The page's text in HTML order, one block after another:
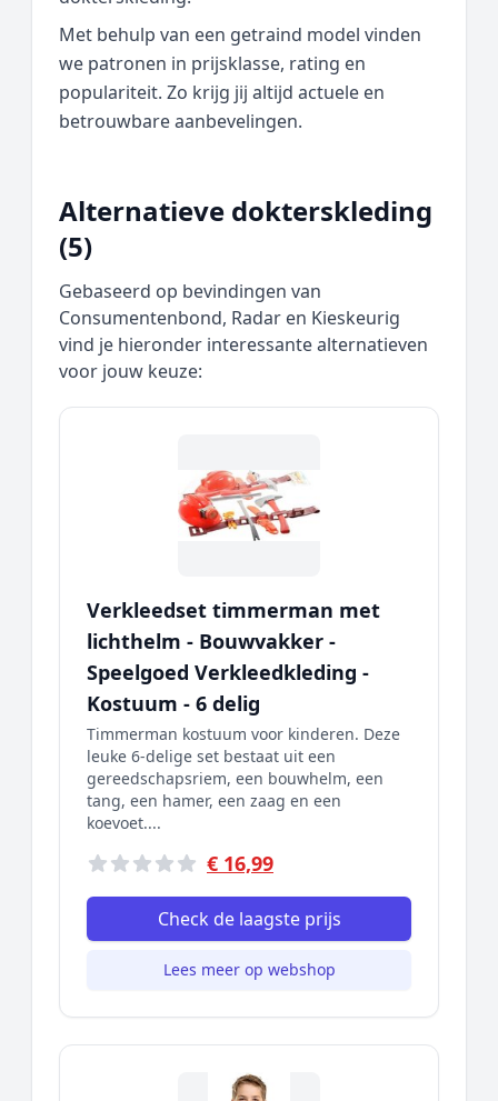
Met behulp van een getraind model vinden
we patronen in prijsklasse, rating en
populariteit. Zo krijg jij altijd actuele en
betrouwbare aanbevelingen.
Alternatieve dokterskleding
(5)
Gebaseerd op bevindingen van
Consumentenbond, Radar en Kieskeurig
vind je hieronder interessante alternatieven
voor jouw keuze:
Verkleedset timmerman met
lichthelm - Bouwvakker -
Speelgoed Verkleedkleding -
Kostuum - 6 delig
Timmerman kostuum voor kinderen. Deze
leuke 6-delige set bestaat uit een
gereedschapsriem, een bouwhelm, een
tang, een hamer, een zaag en een
koevoet....
€ 16,99
Check de laagste prijs
Lees meer op webshop